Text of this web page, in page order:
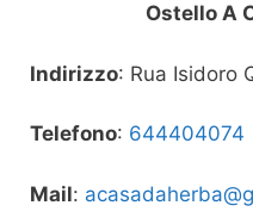
Ostello A
Indirizzo: Rua Isidoro
Telefono: 644404074
Mail: